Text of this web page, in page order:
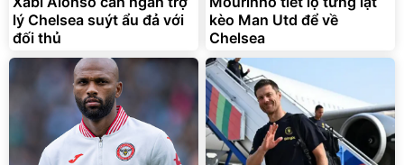
Vòi xịt tăng áp dành cho
rửa xe, tưới cây
161.000đ
70.000đ
lý Chelsea suýt ẩu đả với
đối thủ
kèo Man Utd để về
Chelsea